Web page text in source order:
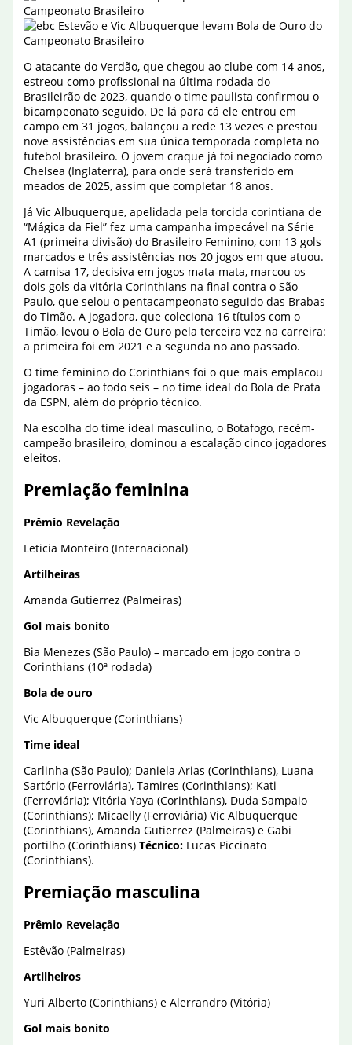
O atacante do Verdão, que chegou ao clube com 14 anos,
estreou como profissional na última rodada do
Brasileirão de 2023, quando o time paulista confirmou o
bicampeonato seguido. De lá para cá ele entrou em
campo em 31 jogos, balançou a rede 13 vezes e prestou
nove assistências em sua única temporada completa no
futebol brasileiro. O jovem craque já foi negociado como
Chelsea (Inglaterra), para onde será transferido em
meados de 2025, assim que completar 18 anos.
Já Vic Albuquerque, apelidada pela torcida corintiana de
“Mágica da Fiel” fez uma campanha impecável na Série
A1 (primeira divisão) do Brasileiro Feminino, com 13 gols
marcados e três assistências nos 20 jogos em que atuou.
A camisa 17, decisiva em jogos mata-mata, marcou os
dois gols da vitória Corinthians na final contra o São
Paulo, que selou o pentacampeonato seguido das Brabas
do Timão. A jogadora, que coleciona 16 títulos com o
Timão, levou o Bola de Ouro pela terceira vez na carreira:
a primeira foi em 2021 e a segunda no ano passado.
O time feminino do Corinthians foi o que mais emplacou
jogadoras – ao todo seis – no time ideal do Bola de Prata
da ESPN, além do próprio técnico.
Na escolha do time ideal masculino, o Botafogo, recém-
campeão brasileiro, dominou a escalação cinco jogadores
eleitos.
Premiação feminina
Prêmio Revelação
Leticia Monteiro (Internacional)
Artilheiras
Amanda Gutierrez (Palmeiras)
Gol mais bonito
Bia Menezes (São Paulo) – marcado em jogo contra o
Corinthians (10ª rodada)
Bola de ouro
Vic Albuquerque (Corinthians)
Time ideal
Carlinha (São Paulo); Daniela Arias (Corinthians), Luana
Sartório (Ferroviária), Tamires (Corinthians); Kati
(Ferroviária); Vitória Yaya (Corinthians), Duda Sampaio
(Corinthians); Micaelly (Ferroviária) Vic Albuquerque
(Corinthians), Amanda Gutierrez (Palmeiras) e Gabi
portilho (Corinthians) Técnico:Lucas Piccinato
(Corinthians).
Premiação masculina
Prêmio Revelação
Estêvão (Palmeiras)
Artilheiros
Yuri Alberto (Corinthians) e Alerrandro (Vitória)
Gol mais bonito